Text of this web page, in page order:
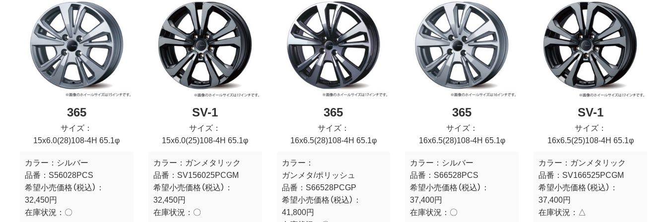
365
サイズ：
15x6.0(28)108-4H 65.1φ
カラー： シルバー
品番： S56028PCS
希望小売価格（税込）：
32,450円
在庫状況： 〇
SV-1
サイズ：
15x6.0(25)108-4H 65.1φ
カラー： ガンメタリック
品番： SV156025PCGM
希望小売価格（税込）：
32,450円
在庫状況： 〇
365
サイズ：
16x6.5(28)108-4H 65.1φ
カラー：
ガンメタ/ポリッシュ
品番： S66528PCGP
希望小売価格（税込）：
41,800円
365
サイズ：
16x6.5(28)108-4H 65.1φ
カラー： シルバー
品番： S66528PCS
希望小売価格（税込）：
37,400円
在庫状況： 〇
SV-1
サイズ：
16x6.5(25)108-4H 65.1φ
カラー： ガンメタリック
品番： SV166525PCGM
希望小売価格（税込）：
37,400円
在庫状況： △